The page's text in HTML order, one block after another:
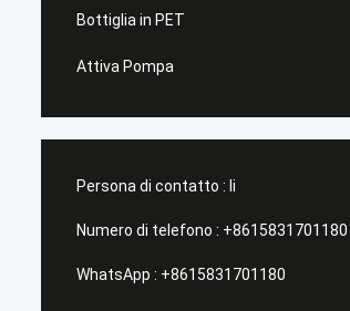
Bottiglia in PET
Attiva Pompa
Persona di contatto : li
Numero di telefono : +8615831701180
WhatsApp : +8615831701180